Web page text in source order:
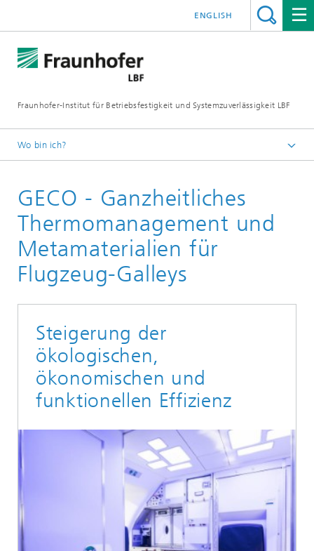
Fraunhofer-Institut für Betriebsfestigkeit und Systemzuverlässigkeit LBF
ENGLISH
Wo bin ich?
Projekte
GECO - Ganzheitliches
Thermomanagement und
Metamaterialien für
Flugzeug-Galleys
Steigerung der
ökologischen,
ökonomischen und
funktionellen Effizienz